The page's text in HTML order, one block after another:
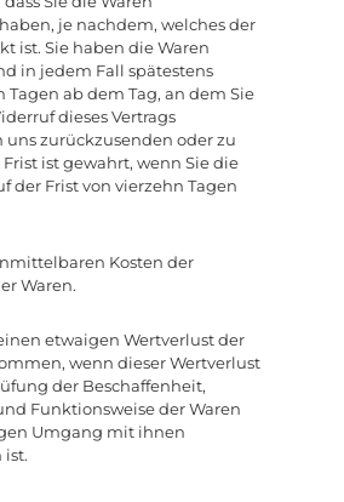
je nachdem, welches der
ist. Sie haben die Waren
in jedem Fall spätestens
Tagen ab dem Tag, an dem Sie
dieses Vertrags
uns zurückzusenden oder zu
ist gewahrt, wenn Sie die
der Frist von vierzehn Tagen
Kosten der
Waren.
etwaigen Wertverlust der
wenn dieser Wertverlust
der Beschaffenheit,
Funktionsweise der Waren
Umgang mit ihnen
ist.